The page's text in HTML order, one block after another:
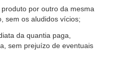
por outro da mesma
sem os aludidos vícios;
da quantia paga,
sem prejuízo de eventuais